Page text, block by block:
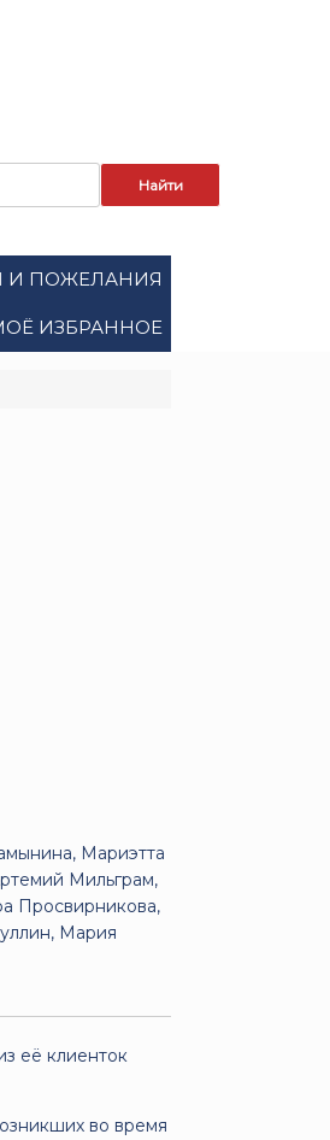
И ПОЖЕЛАНИЯ
ИЗБРАННОЕ
Мариэтта
Мильграм,
Просвирникова,
Мария
её клиенток
во время